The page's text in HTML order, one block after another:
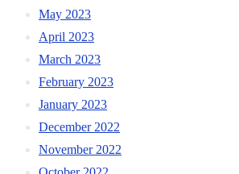
May 2023
April 2023
March 2023
February 2023
January 2023
December 2022
November 2022